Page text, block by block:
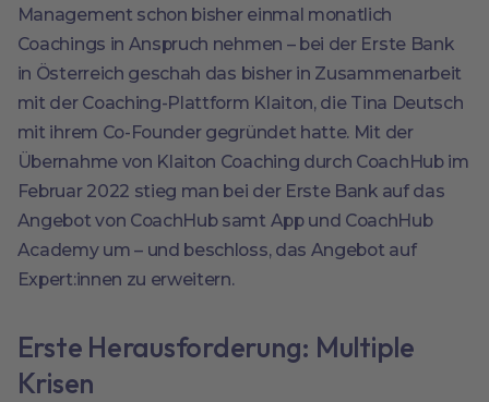
Management schon bisher einmal monatlich
Coachings in Anspruch nehmen – bei der Erste Bank
in Österreich geschah das bisher in Zusammenarbeit
mit der Coaching-Plattform Klaiton, die Tina Deutsch
mit ihrem Co-Founder gegründet hatte. Mit der
Übernahme von Klaiton Coaching durch CoachHub im
Februar 2022 stieg man bei der Erste Bank auf das
Angebot von CoachHub samt App und CoachHub
Academy um – und beschloss, das Angebot auf
Expert:innen zu erweitern.
Erste Herausforderung: Multiple
Krisen